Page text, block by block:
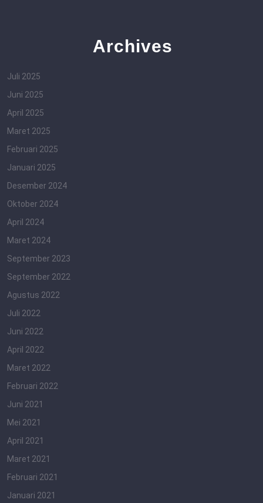
Archives
Juli 2025
Juni 2025
April 2025
Maret 2025
Februari 2025
Januari 2025
Desember 2024
Oktober 2024
April 2024
Maret 2024
September 2023
September 2022
Agustus 2022
Juli 2022
Juni 2022
April 2022
Maret 2022
Februari 2022
Juni 2021
Mei 2021
April 2021
Maret 2021
Februari 2021
Januari 2021